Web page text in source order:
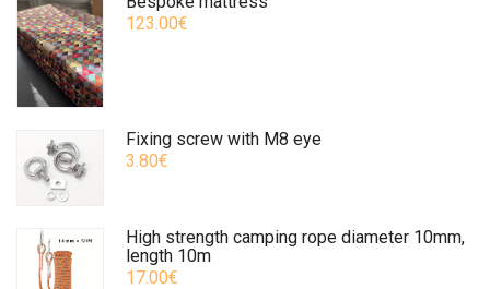
123.00€
Fixing screw with M8 eye
3.80€
High strength camping rope diameter 10mm,
length 10m
17.00€